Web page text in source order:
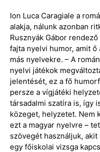
Ion Luca Caragiale a
alakja, nálunk azonban
Rusznyák Gábor
fajta nyelvi humor, amit
más nyelvekre. – A
nyelvi játékok
jelentését, ez a fő
persze a vígjátéki
társadalmi szatíra is, így
közeget, helyzetet. Nem
ezt a magyar nyelvre –
szövegét használjuk,
egy főiskolai vizsga